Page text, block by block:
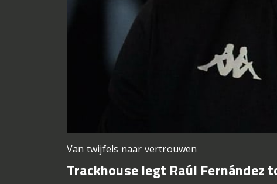
Van twijfels naar vertrouwen
Trackhouse legt Raúl Fernández